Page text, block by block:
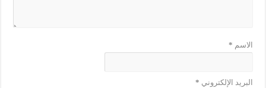
الاسم *
البريد الإلكتروني *